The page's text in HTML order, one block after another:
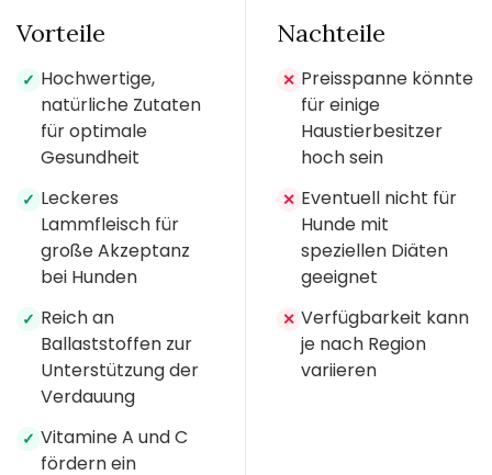
Vorteile
✓ Hochwertige,
natürliche Zutaten
für optimale
Gesundheit
✓ Leckeres
Lammfleisch für
große Akzeptanz
bei Hunden
✓ Reich an
Ballaststoffen zur
Unterstützung der
Verdauung
✓ Vitamine A und C
fördern ein
Nachteile
✕ Preisspanne könnte
für einige
Haustierbesitzer
hoch sein
✕ Eventuell nicht für
Hunde mit
speziellen Diäten
geeignet
✕ Verfügbarkeit kann
je nach Region
variieren